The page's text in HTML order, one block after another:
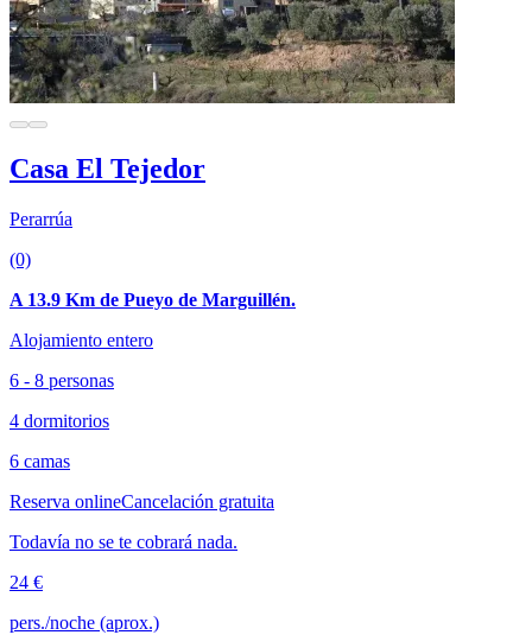
Casa El Tejedor
Perarrúa
(0)
A 13.9 Km de Pueyo de Marguillén.
Alojamiento entero
6 - 8 personas
4 dormitorios
6 camas
Reserva onlineCancelación gratuita
Todavía no se te cobrará nada.
24 €
pers./noche (aprox.)